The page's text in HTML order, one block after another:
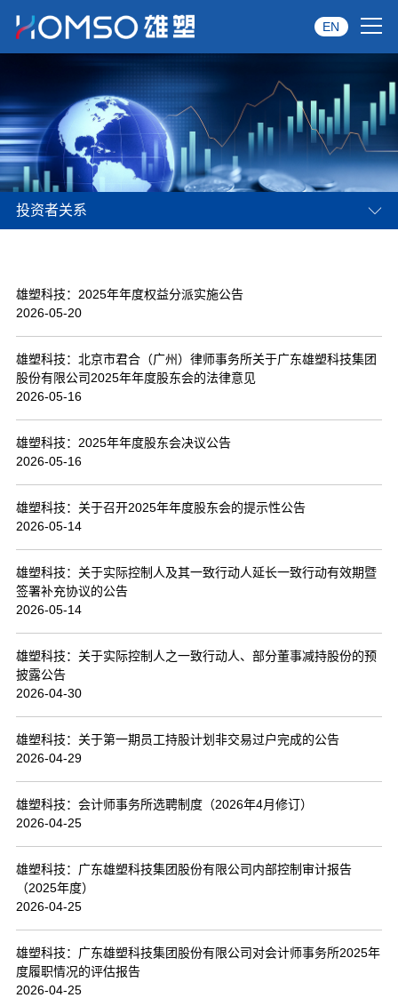
关于雄塑
产品中心
品牌服务
资讯中心
经典案例
联系我们
EN
投资者关系
雄塑科技：2025年年度权益分派实施公告
2026-05-20
雄塑科技：北京市君合（广州）律师事务所关于广东雄塑科技集团
股份有限公司2025年年度股东会的法律意见
2026-05-16
雄塑科技：2025年年度股东会决议公告
2026-05-16
雄塑科技：关于召开2025年年度股东会的提示性公告
2026-05-14
雄塑科技：关于实际控制人及其一致行动人延长一致行动有效期暨
签署补充协议的公告
2026-05-14
雄塑科技：关于实际控制人之一致行动人、部分董事减持股份的预
披露公告
2026-04-30
雄塑科技：关于第一期员工持股计划非交易过户完成的公告
2026-04-29
雄塑科技：会计师事务所选聘制度（2026年4月修订）
2026-04-25
雄塑科技：广东雄塑科技集团股份有限公司内部控制审计报告
（2025年度）
2026-04-25
雄塑科技：广东雄塑科技集团股份有限公司对会计师事务所2025年
度履职情况的评估报告
2026-04-25